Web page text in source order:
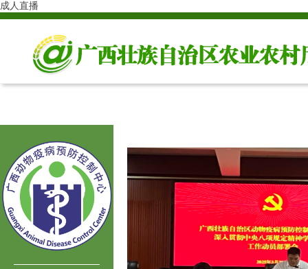
成人直播